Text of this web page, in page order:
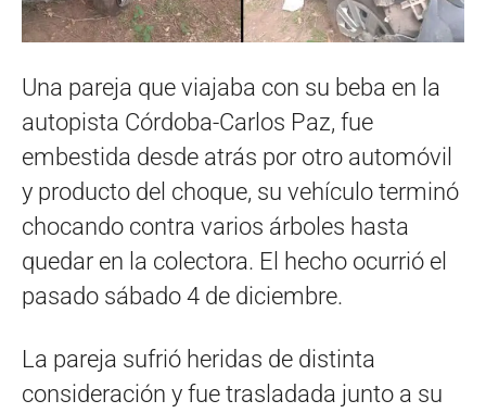
Una pareja que viajaba con su beba en la
autopista Córdoba-Carlos Paz, fue
embestida desde atrás por otro automóvil
y producto del choque, su vehículo terminó
chocando contra varios árboles hasta
quedar en la colectora. El hecho ocurrió el
pasado sábado 4 de diciembre.
La pareja sufrió heridas de distinta
consideración y fue trasladada junto a su